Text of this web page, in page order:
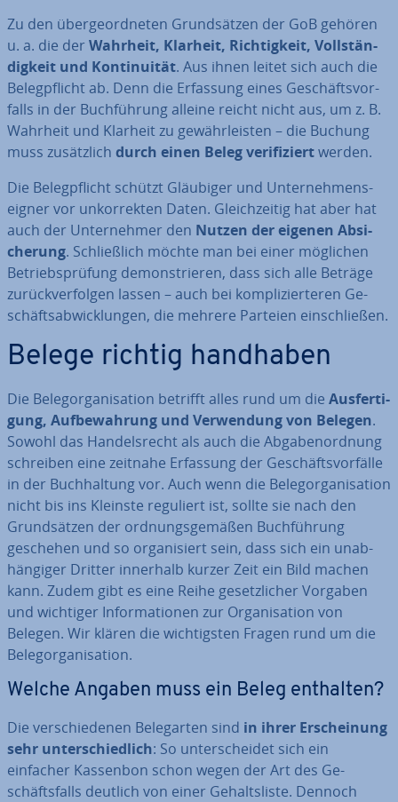
Zu den über­ge­ord­ne­ten Grund­sät­zen der GoB gehören
u. a. die der Wahrheit, Klarheit, Rich­tig­keit, Voll­stän­
dig­keit und Kon­ti­nui­tät. Aus ihnen leitet sich auch die
Be­leg­pflicht ab. Denn die Erfassung eines Ge­schäfts­vor­
falls in der Buch­füh­rung alleine reicht nicht aus, um z. B.
Wahrheit und Klarheit zu ge­währ­leis­ten – die Buchung
muss zu­sätz­lich durch einen Beleg ve­ri­fi­ziertwerden.
Die Be­leg­pflicht schützt Gläubiger und Un­ter­neh­mens­
eig­ner vor un­kor­rek­ten Daten. Gleich­zei­tig hat aber hat
auch der Un­ter­neh­mer den Nutzen der eigenen Ab­si­
che­rung. Schließ­lich möchte man bei einer möglichen
Be­triebs­prü­fung de­mons­trie­ren, dass sich alle Beträge
zu­rück­ver­fol­gen lassen – auch bei kom­pli­zier­te­ren Ge­
schäfts­ab­wick­lun­gen, die mehrere Parteien ein­schlie­ßen.
Belege richtig handhaben
Die Be­leg­or­ga­ni­sa­ti­on betrifft alles rund um die Aus­fer­ti­
gung, Auf­be­wah­rung und Ver­wen­dung von Belegen.
Sowohl das Han­dels­recht als auch die Ab­ga­ben­ord­nung
schreiben eine zeitnahe Erfassung der Ge­schäfts­vor­fäl­le
in der Buch­hal­tung vor. Auch wenn die Be­leg­or­ga­ni­sa­ti­on
nicht bis ins Kleinste reguliert ist, sollte sie nach den
Grund­sät­zen der ord­nungs­ge­mä­ßen Buch­füh­rung
geschehen und so or­ga­ni­siert sein, dass sich ein un­ab­
hän­gi­ger Dritter innerhalb kurzer Zeit ein Bild machen
kann. Zudem gibt es eine Reihe ge­setz­li­cher Vorgaben
und wichtiger In­for­ma­tio­nen zur Or­ga­ni­sa­ti­on von
Belegen. Wir klären die wich­tigs­ten Fragen rund um die
Be­leg­or­ga­ni­sa­ti­on.
Welche Angaben muss ein Beleg enthalten?
Die ver­schie­de­nen Be­leg­ar­ten sind in ihrer Er­schei­nung
sehr un­ter­schied­lich: So un­ter­schei­det sich ein
einfacher Kassenbon schon wegen der Art des Ge­
schäfts­falls deutlich von einer Ge­halts­lis­te. Dennoch